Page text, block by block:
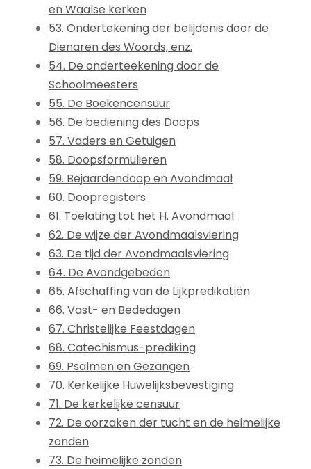
en Waalse kerken
53. Ondertekening der belijdenis door de
Dienaren des Woords, enz.
54. De onderteekening door de
Schoolmeesters
55. De Boekencensuur
56. De bediening des Doops
57. Vaders en Getuigen
58. Doopsformulieren
59. Bejaardendoop en Avondmaal
60. Doopregisters
61. Toelating tot het H. Avondmaal
62. De wijze der Avondmaalsviering
63. De tijd der Avondmaalsviering
64. De Avondgebeden
65. Afschaffing van de Lijkpredikatiën
66. Vast- en Bededagen
67. Christelijke Feestdagen
68. Catechismus-prediking
69. Psalmen en Gezangen
70. Kerkelijke Huwelijksbevestiging
71. De kerkelijke censuur
72. De oorzaken der tucht en de heimelijke
zonden
73. De heimelijke zonden